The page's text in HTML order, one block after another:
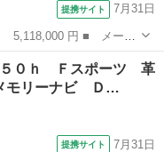
提携サイト 7月31日
ード名： ＮＸ３５０
能付きディスプレイオ
５０ｈ Ｆスポーツ 革
モリーナビ Ｄ…
提携サイト 7月31日